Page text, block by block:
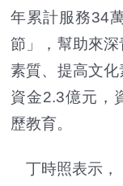
年累計服務34
節」，幫助來
素質、提高文
資金2.3億元，
歷教育。
丁時照表示，